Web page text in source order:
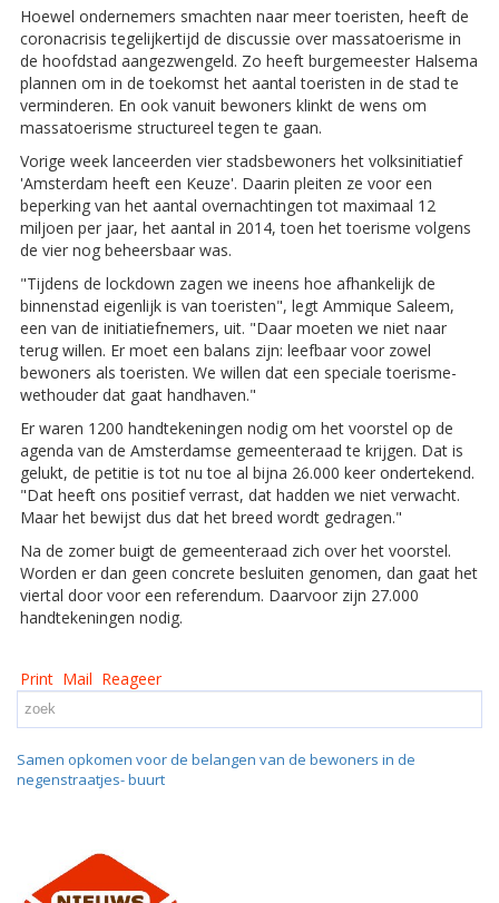
Hoewel ondernemers smachten naar meer toeristen, heeft de
coronacrisis tegelijkertijd de discussie over massatoerisme in
de hoofdstad aangezwengeld. Zo heeft burgemeester Halsema
plannen om in de toekomst het aantal toeristen in de stad te
verminderen. En ook vanuit bewoners klinkt de wens om
massatoerisme structureel tegen te gaan.
Vorige week lanceerden vier stadsbewoners het volksinitiatief
'Amsterdam heeft een Keuze'. Daarin pleiten ze voor een
beperking van het aantal overnachtingen tot maximaal 12
miljoen per jaar, het aantal in 2014, toen het toerisme volgens
de vier nog beheersbaar was.
"Tijdens de lockdown zagen we ineens hoe afhankelijk de
binnenstad eigenlijk is van toeristen", legt Ammique Saleem,
een van de initiatiefnemers, uit. "Daar moeten we niet naar
terug willen. Er moet een balans zijn: leefbaar voor zowel
bewoners als toeristen. We willen dat een speciale toerisme-
wethouder dat gaat handhaven."
Er waren 1200 handtekeningen nodig om het voorstel op de
agenda van de Amsterdamse gemeenteraad te krijgen. Dat is
gelukt, de petitie is tot nu toe al bijna 26.000 keer ondertekend.
"Dat heeft ons positief verrast, dat hadden we niet verwacht.
Maar het bewijst dus dat het breed wordt gedragen."
Na de zomer buigt de gemeenteraad zich over het voorstel.
Worden er dan geen concrete besluiten genomen, dan gaat het
viertal door voor een referendum. Daarvoor zijn 27.000
handtekeningen nodig.
Print Mail Reageer
Samen opkomen voor de belangen van de bewoners in de
negenstraatjes- buurt